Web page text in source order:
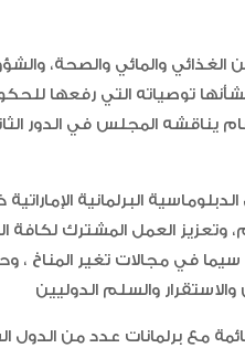
والمائي والصحة،
بشأنها توصياته التي رفعها
يناقشه المجلس في الدور
البرلمانية
وتعزيز العمل المشترك لكافة
سيما في مجالات تغير المناخ ،
مع برلمانات عدد من